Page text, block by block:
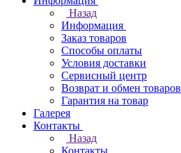
Назад
Информация
Заказ товаров
Способы оплаты
Условия доставки
Сервисный центр
Возврат и обмен товаров
Гарантия на товар
Галерея
Контакты
Назад
Контакты